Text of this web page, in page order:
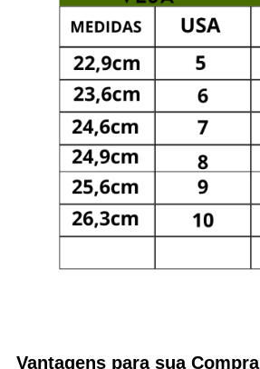
Vantagens para sua Compra